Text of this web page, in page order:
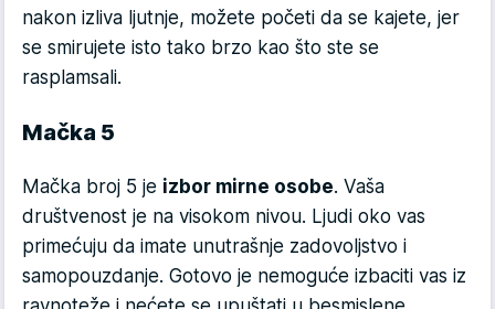
nakon izliva ljutnje, možete početi da se kajete, jer
se smirujete isto tako brzo kao što ste se
rasplamsali.
Mačka 5
Mačka broj 5 je izbor mirne osobe. Vaša
društvenost je na visokom nivou. Ljudi oko vas
primećuju da imate unutrašnje zadovoljstvo i
samopouzdanje. Gotovo je nemoguće izbaciti vas iz